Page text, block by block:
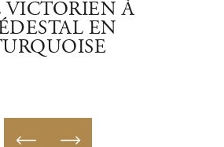
VICTORIEN À
EN